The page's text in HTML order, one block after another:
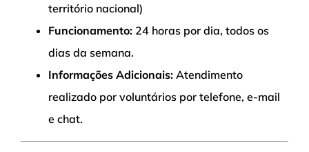
território nacional)
Funcionamento: 24 horas por dia, todos os
dias da semana.
Informações Adicionais: Atendimento
realizado por voluntários por telefone, e-mail
e chat.